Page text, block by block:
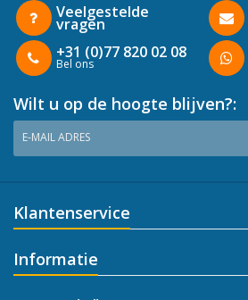
Veelgestelde
vragen
+31 (0)77 820 02 08
Bel ons
Wilt u op de hoogte blijven?:
E-MAIL ADRES
Klantenservice
Informatie